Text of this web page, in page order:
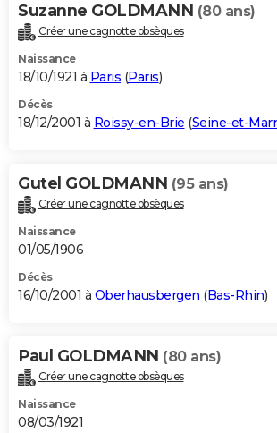
Suzanne GOLDMANN (80 ans)
Créer une cagnotte obsèques
Naissance
18/10/1921 à Paris (Paris)
Décès
18/12/2001 à Roissy-en-Brie (Seine-et-
Gutel GOLDMANN (95 ans)
Créer une cagnotte obsèques
Naissance
01/05/1906
Décès
16/10/2001 à Oberhausbergen (Bas-Rhin)
Paul GOLDMANN (80 ans)
Créer une cagnotte obsèques
Naissance
08/03/1921